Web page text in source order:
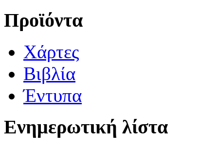
Προϊόντα
Χάρτες
Βιβλία
Έντυπα
Ενημερωτική λίστα